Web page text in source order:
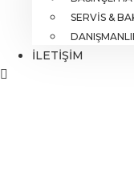
SERVIS &
İLETIŞIM